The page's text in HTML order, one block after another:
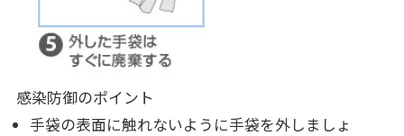
感染防御のポイント
手袋の表面に触れないように手袋を外しましょ